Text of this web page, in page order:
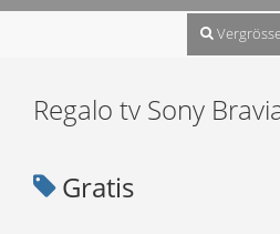
Regalo tv Sony
Gratis